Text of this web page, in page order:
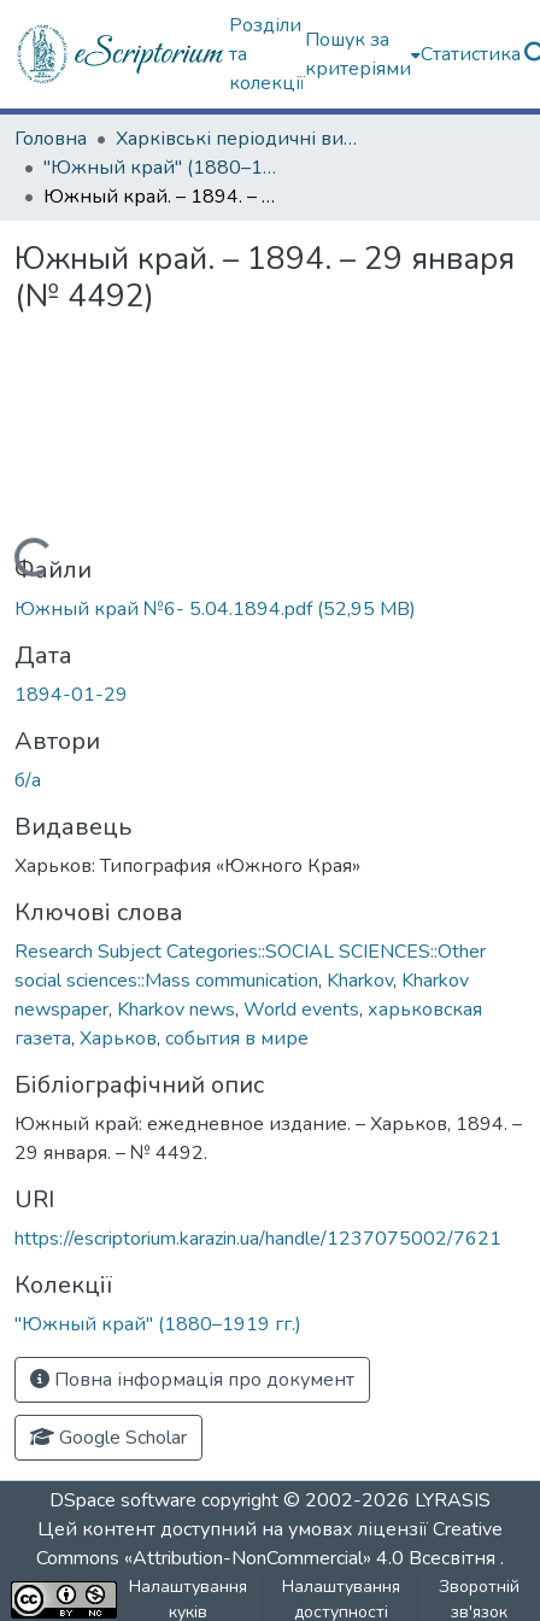
Розділи
та
колекції
Пошук за
критеріями
Статистика
Головна
Харківські періодичні видання
"Южный край" (1880–1919 гг.)
Южный край. – 1894. – 29 января (№ 4492)
Южный край. – 1894. – 29 января
(№ 4492)
Вантажиться...
Файли
Южный край №6- 5.04.1894.pdf(52,95 MB)
Дата
1894-01-29
Автори
б/а
Видавець
Харьков: Типография «Южного Края»
Ключові слова
Research Subject Categories::SOCIAL SCIENCES::Other
social sciences::Mass communication, Kharkov, Kharkov
newspaper, Kharkov news, World events, харьковская
газета, Харьков, события в мире
Бібліографічний опис
Южный край: ежедневное издание. – Харьков, 1894. –
29 января. – № 4492.
URI
https://escriptorium.karazin.ua/handle/1237075002/7621
Колекції
"Южный край" (1880–1919 гг.)
Повна інформація про документ
Google Scholar
DSpace software copyright © 2002-2026 LYRASIS
Цей контент доступний на умовах ліцензіїCreative
Commons «Attribution-NonCommercial» 4.0 Всесвітня .
Налаштування
куків
Налаштування
доступності
Зворотній
зв'язок